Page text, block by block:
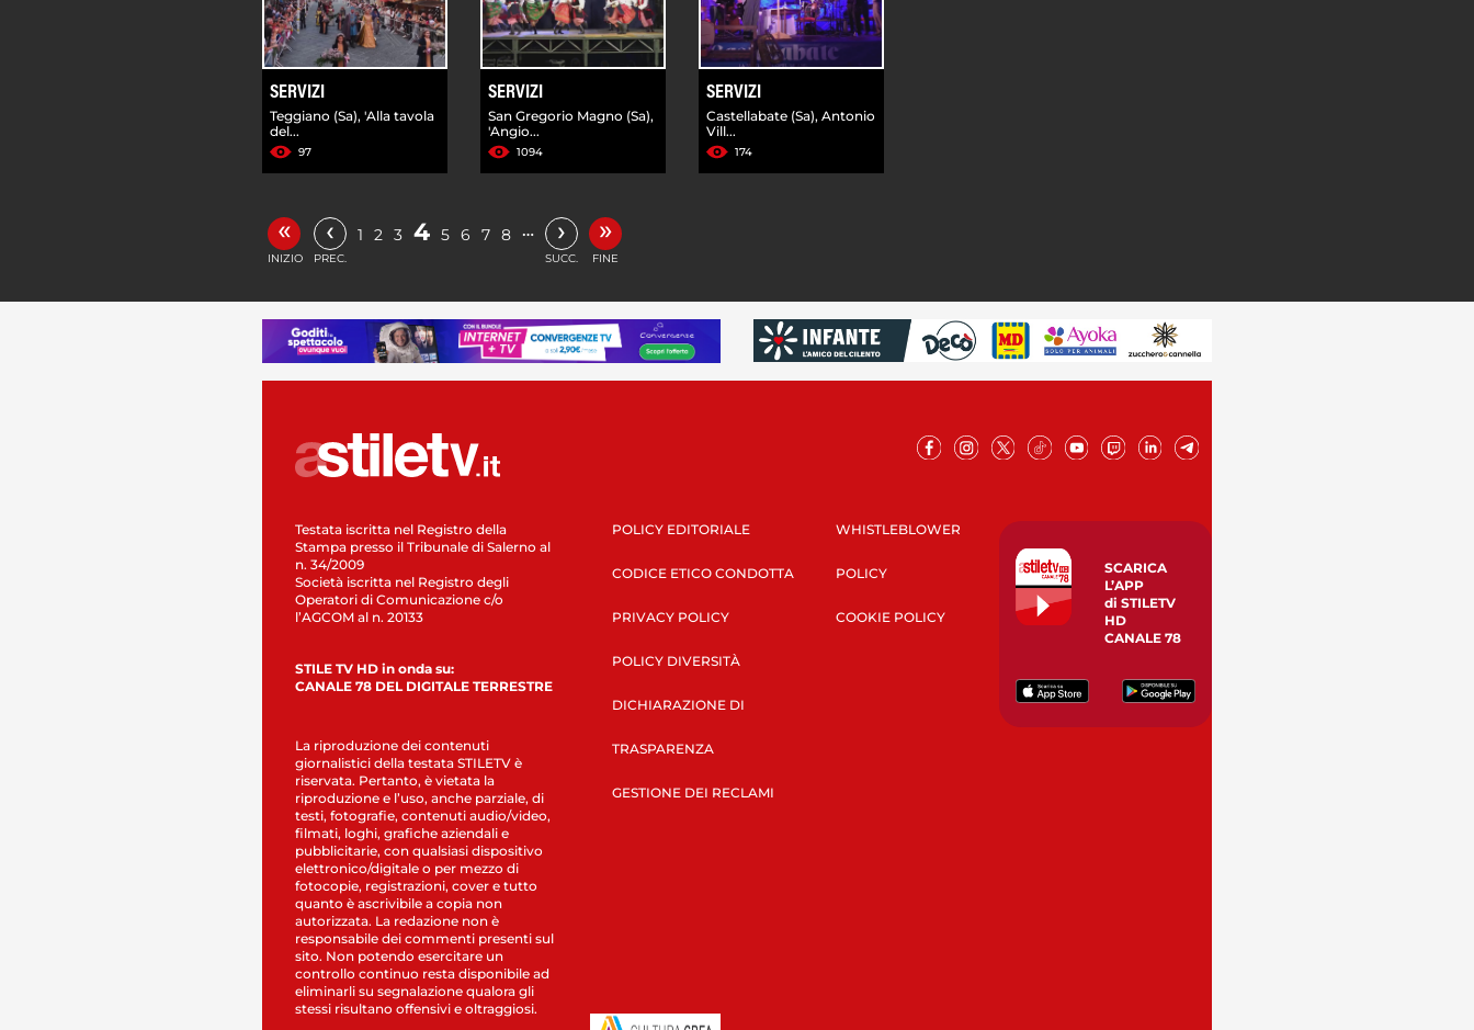
SERVIZI
Teggiano (Sa), 'Alla tavola
del...
97
SERVIZI
San Gregorio Magno (Sa),
'Angio...
1094
SERVIZI
Castellabate (Sa), Antonio
Vill...
174
«
INIZIO
‹
PREC.
1 2 3 4 5 6 7 8 … ›
SUCC.
»
FINE
Testata iscritta nel Registro della
Stampa presso il Tribunale di Salerno al
n. 34/2009
Società iscritta nel Registro degli
Operatori di Comunicazione c/o
l’AGCOM al n. 20133
STILE TV HD in onda su:
CANALE 78 DEL DIGITALE TERRESTRE
La riproduzione dei contenuti
giornalistici della testata STILETV è
riservata. Pertanto, è vietata la
riproduzione e l’uso, anche parziale, di
testi, fotografie, contenuti audio/video,
filmati, loghi, grafiche aziendali e
pubblicitarie, con qualsiasi dispositivo
elettronico/digitale o per mezzo di
fotocopie, registrazioni, cover e tutto
quanto è ascrivibile a copia non
autorizzata. La redazione non è
responsabile dei commenti presenti sul
sito. Non potendo esercitare un
controllo continuo resta disponibile ad
eliminarli su segnalazione qualora gli
stessi risultano offensivi e oltraggiosi.
POLICY EDITORIALE
CODICE ETICO CONDOTTA
PRIVACY POLICY
POLICY DIVERSITÀ
DICHIARAZIONE DI
TRASPARENZA
GESTIONE DEI RECLAMI
WHISTLEBLOWER
POLICY
COOKIE POLICY
SCARICA
L’APP
di STILETV
HD
CANALE 78